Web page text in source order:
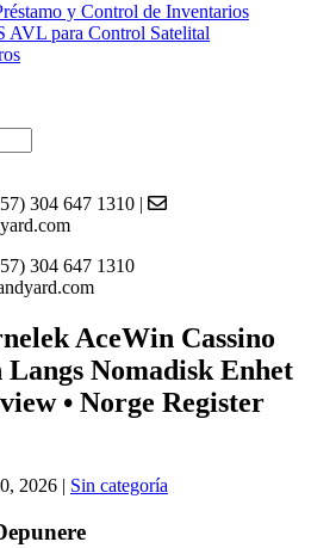
y Control de Inventarios
AVL para Control Satelital
304 647 1310 |
304 647 1310
AceWin Cassino
Nomadisk Enhet
• Norge Register
2026 | Sin categoría